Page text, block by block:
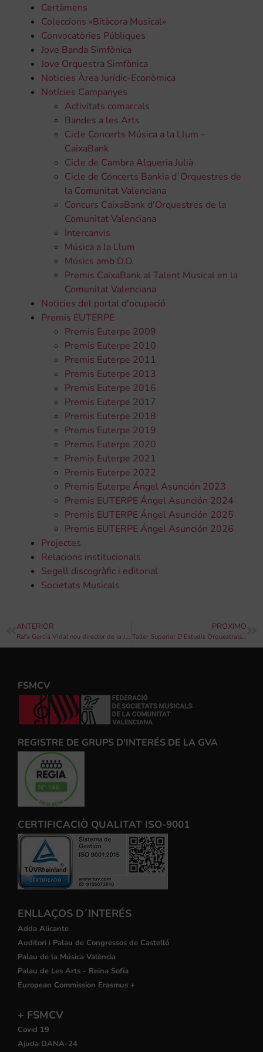
Certàmens
Coleccions «Bitàcora Musical»
Convocatòries Públiques
Jove Banda Simfònica
Jove Orquestra Simfònica
Noticies Àrea Jurídic-Econòmica
Notícies Campanyes
Activitats comarcals
Bandes a les Arts
Cicle Concerts Música a la Llum –
CaixaBank
Cicle de Cambra Alqueria Julià
Cicle de Concerts Bankia d´Orquestres de
la Comunitat Valenciana
Concurs CaixaBank d'Orquestres de la
Comunitat Valenciana
Intercanvis
Música a la Llum
Músics amb D.O.
Premis CaixaBank al Talent Musical en la
Comunitat Valenciana
Noticies del portal d'ocupació
Premis EUTERPE
Premis Euterpe 2009
Premis Euterpe 2010
Premis Euterpe 2011
Premis Euterpe 2013
Premis Euterpe 2016
Premis Euterpe 2017
Premis Euterpe 2018
Premis Euterpe 2019
Premis Euterpe 2020
Premis Euterpe 2021
Premis Euterpe 2022
Premis Euterpe Ángel Asunción 2023
Premis EUTERPE Ángel Asunción 2024
Premis EUTERPE Ángel Asunción 2025
Premis EUTERPE Ángel Asunción 2026
Projectes
Relacions institucionals
Segell discogràfic i editorial
Societats Musicals
ANTERIOR
Rafa García Vidal nou director de la Jove Banda Simfònica de la FSMCV per a 2020
PRÓXIMO
Taller Superior D’Estudis Orquestrals: 23 al 26 de gener.
FSMCV
REGISTRE DE GRUPS D'INTERÉS DE LA GVA
CERTIFICACIÒ QUALITAT ISO-9001
ENLLAÇOS D´INTERÉS
Adda Alicante
Auditori i Palau de Congressos de Castelló
Palau de la Música València
Palau de Les Arts - Reina Sofía
European Commission Erasmus +
+ FSMCV
Covid 19
Ajuda DANA-24